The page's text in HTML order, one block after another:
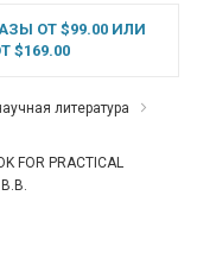
ОТ $99.00 ИЛИ
$169.00
литература
FOR PRACTICAL